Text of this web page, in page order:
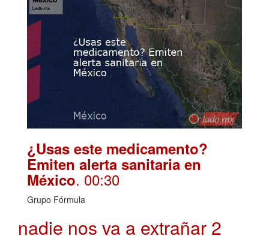
¿Usas este medicamento?
Emiten alerta sanitaria en
México. 00:30
Grupo Fórmula
nadie nos va a extrañar 2